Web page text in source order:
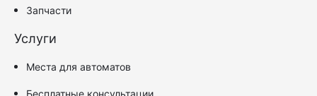
Запчасти
Услуги
Места для автоматов
Бесплатные консультации